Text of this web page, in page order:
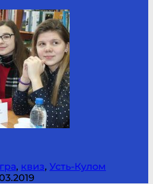
, квиз, Усть-Кулом